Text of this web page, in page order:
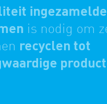
ingezamelde
is nodig om
recyclen tot